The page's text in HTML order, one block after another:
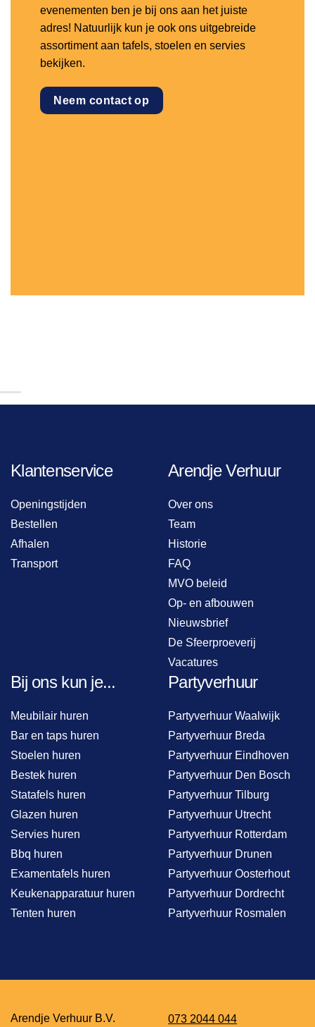
evenementen ben je bij ons aan het juiste
adres! Natuurlijk kun je ook ons uitgebreide
assortiment aan tafels, stoelen en servies
bekijken.
Neem contact op
Klantenservice
Openingstijden
Bestellen
Afhalen
Transport
Arendje Verhuur
Over ons
Team
Historie
FAQ
MVO beleid
Op- en afbouwen
Nieuwsbrief
De Sfeerproeverij
Vacatures
Bij ons kun je...
Meubilair huren
Bar en taps huren
Stoelen huren
Bestek huren
Statafels huren
Glazen huren
Servies huren
Bbq huren
Examentafels huren
Keukenapparatuur huren
Tenten huren
Partyverhuur
Partyverhuur Waalwijk
Partyverhuur Breda
Partyverhuur Eindhoven
Partyverhuur Den Bosch
Partyverhuur Tilburg
Partyverhuur Utrecht
Partyverhuur Rotterdam
Partyverhuur Drunen
Partyverhuur Oosterhout
Partyverhuur Dordrecht
Partyverhuur Rosmalen
Arendje Verhuur B.V. 073 2044 044